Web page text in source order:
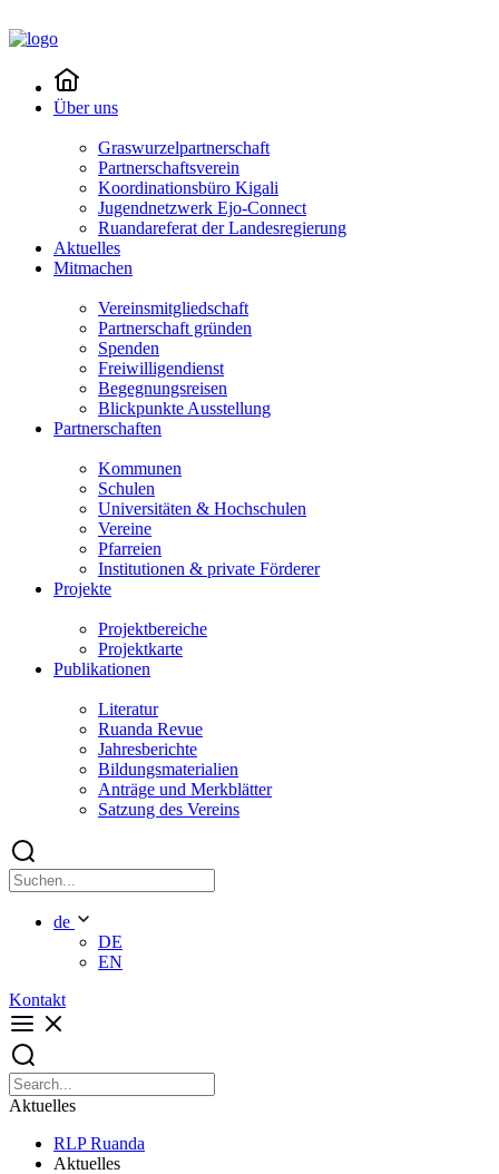
Über uns
Graswurzelpartnerschaft
Partnerschaftsverein
Koordinationsbüro Kigali
Jugendnetzwerk Ejo-Connect
Ruandareferat der Landesregierung
Aktuelles
Mitmachen
Vereinsmitgliedschaft
Partnerschaft gründen
Spenden
Freiwilligendienst
Begegnungsreisen
Blickpunkte Ausstellung
Partnerschaften
Kommunen
Schulen
Universitäten & Hochschulen
Vereine
Pfarreien
Institutionen & private Förderer
Projekte
Projektbereiche
Projektkarte
Publikationen
Literatur
Ruanda Revue
Jahresberichte
Bildungsmaterialien
Anträge und Merkblätter
Satzung des Vereins
de
DE
EN
Kontakt
Aktuelles
RLP Ruanda
Aktuelles